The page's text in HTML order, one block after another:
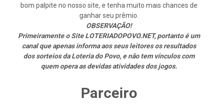
bom palpite no nosso site, e tenha muito mais chances de
ganhar seu prêmio.
OBSERVAÇÃO!
Primeiramente o Site LOTERIADOPOVO.NET, portanto é um
canal que apenas informa aos seus leitores os resultados
dos sorteios da Loteria do Povo, e não tem vínculos com
quem opera as devidas atividades dos jogos.
Parceiro